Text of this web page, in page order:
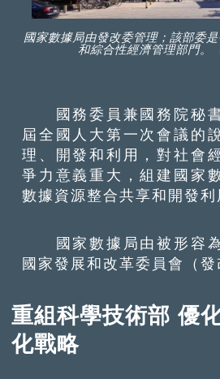
國家數據局由發改委管理；該部委
和綜合性經濟管理部門。
國務委員兼國務院秘書
屆全國人大第一次會議的
理、開發和利用，對社會
爭力意義重大，組建國家
數據資源整合共享和開發利
國家數據局由被形容為
國家發展和改革委員會（發
重組科學技術部 優
化戰略